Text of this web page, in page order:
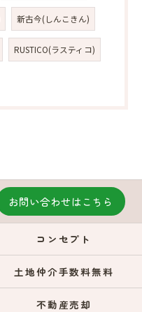
新古今(しんこきん)
RUSTICO(ラスティコ)
お問い合わせはこちら
コンセプト
土地仲介手数料無料
不動産売却